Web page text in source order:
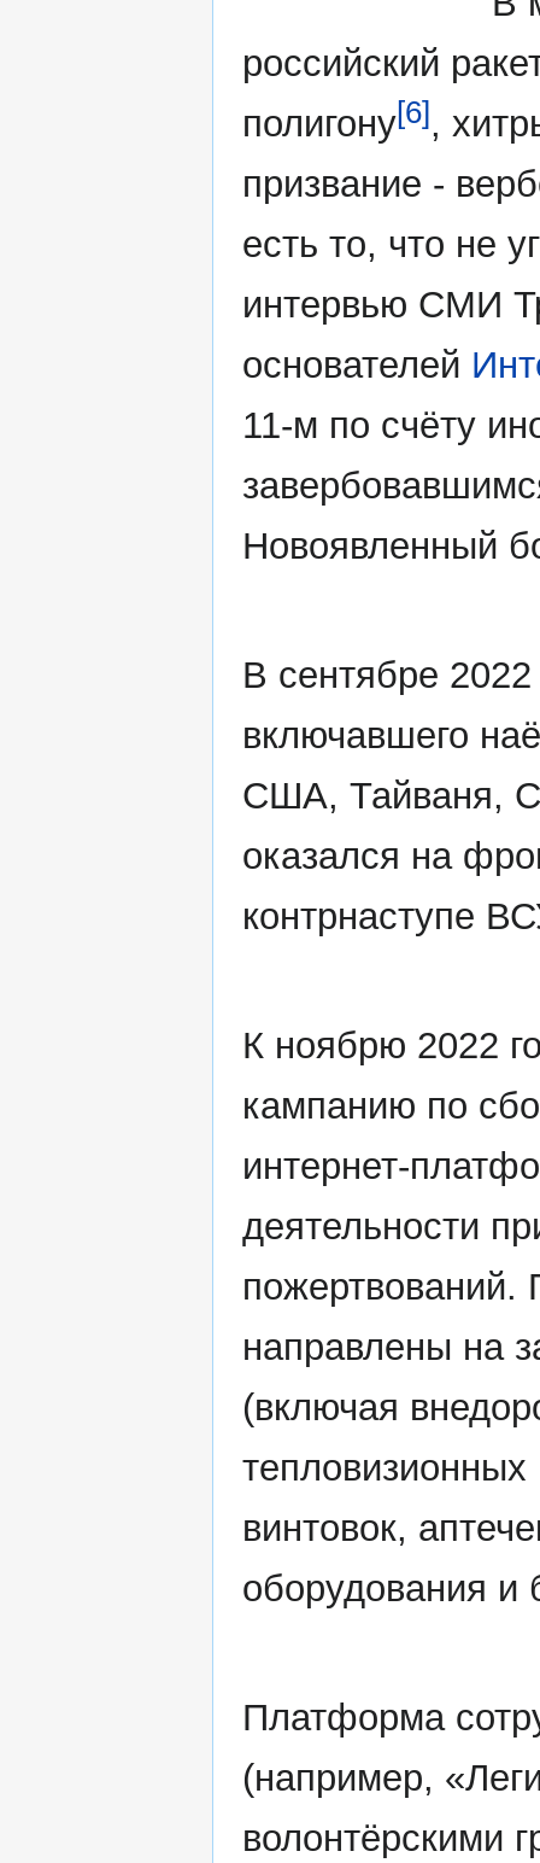
российский
полигону[6],
призвание -
есть то, что не
интервью СМИ
основателей
11-м по счёту
Новоявленный
В сентябре 2022
включавшего
США, Тайваня,
оказался на
контрнаступе
К ноябрю 2022
кампанию по
интернет-
деятельности
пожертвований.
направлены на
(включая
винтовок,
оборудования и
Платформа
(например,
волонтёрскими